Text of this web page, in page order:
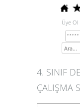
Üye Ol
4. SINIF
ÇALIŞMA